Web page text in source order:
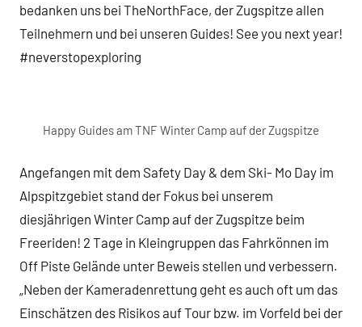
bedanken uns bei TheNorthFace, der Zugspitze allen
Teilnehmern und bei unseren Guides! See you next year!
#neverstopexploring
Happy Guides am TNF Winter Camp auf der Zugspitze
Angefangen mit dem Safety Day & dem Ski- Mo Day im
Alpspitzgebiet stand der Fokus bei unserem
diesjährigen Winter Camp auf der Zugspitze beim
Freeriden! 2 Tage in Kleingruppen das Fahrkönnen im
Off Piste Gelände unter Beweis stellen und verbessern.
„Neben der Kameradenrettung geht es auch oft um das
Einschätzen des Risikos auf Tour bzw. im Vorfeld bei der